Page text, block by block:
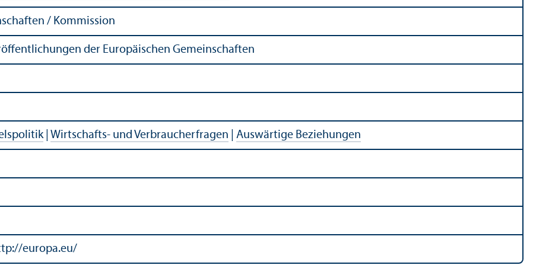
/ Kommission
der Europäischen Gemeinschaften
| Wirtschafts- und Verbraucherfragen Auswärtige Beziehungen
europa.eu/